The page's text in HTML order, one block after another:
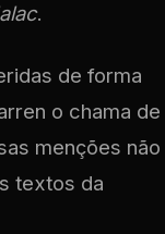
.
de forma
o chama de
menções não
textos da